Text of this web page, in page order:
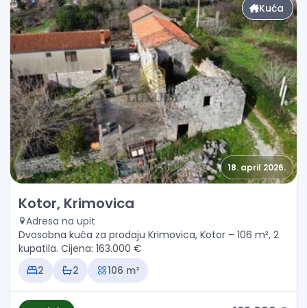
Kuća
18. april 2026.
Prodaja - Kuća Kotor, Krimovica
Kotor, Krimovica
Adresa na upit
Dvosobna kuća za prodaju Krimovica, Kotor – 106 m², 2
kupatila. Cijena: 163.000 €
2
2 106 m²